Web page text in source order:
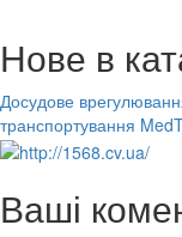
Нове в
Досудове
транспортування
Ваші